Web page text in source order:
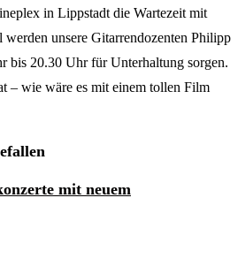
in Lippstadt die Wartezeit mit
unsere Gitarrendozenten Philipp
bis 20.30 Uhr für Unterhaltung sorgen.
– wie wäre es mit einem tollen Film
mit neuem